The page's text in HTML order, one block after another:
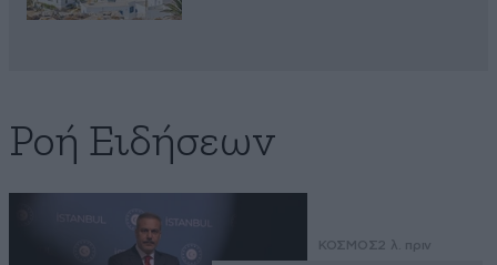
Ροή Ειδήσεων
ΚΟΣΜΟΣ2 λ. πριν